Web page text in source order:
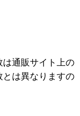
通販サイト上の
は異なりますの